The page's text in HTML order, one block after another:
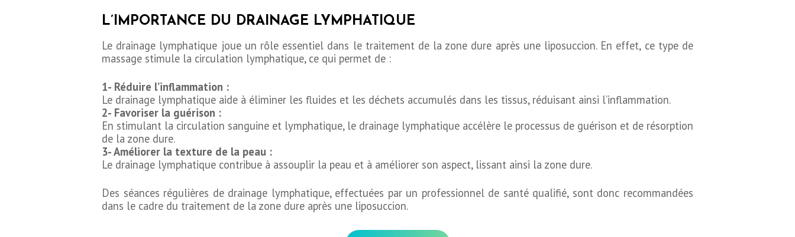
L’IMPORTANCE DU DRAINAGE LYMPHATIQUE
Le drainage lymphatique joue un rôle essentiel dans le traitement de la zone dure après une liposuccion. En effet, ce type de
massage stimule la circulation lymphatique, ce qui permet de :
1- Réduire l’inflammation :
Le drainage lymphatique aide à éliminer les fluides et les déchets accumulés dans les tissus, réduisant ainsi l’inflammation.
2- Favoriser la guérison :
En stimulant la circulation sanguine et lymphatique, le drainage lymphatique accélère le processus de guérison et de résorption
de la zone dure.
3- Améliorer la texture de la peau :
Le drainage lymphatique contribue à assouplir la peau et à améliorer son aspect, lissant ainsi la zone dure.
Des séances régulières de drainage lymphatique, effectuées par un professionnel de santé qualifié, sont donc recommandées
dans le cadre du traitement de la zone dure après une liposuccion.